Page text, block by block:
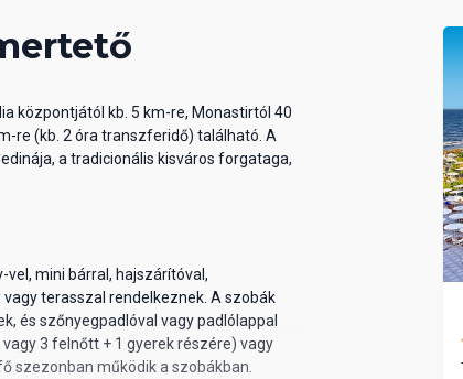
központjától kb. 5 km-re, Monastirtól 40
re (kb. 2 óra transzferidő) található. A
a tradicionális kisváros forgataga,
mini bárral, hajszárítóval,
terasszal rendelkeznek. A szobák
és szőnyegpadlóval vagy padlólappal
3 felnőtt + 1 gyerek részére) vagy
szezonban működik a szobákban.